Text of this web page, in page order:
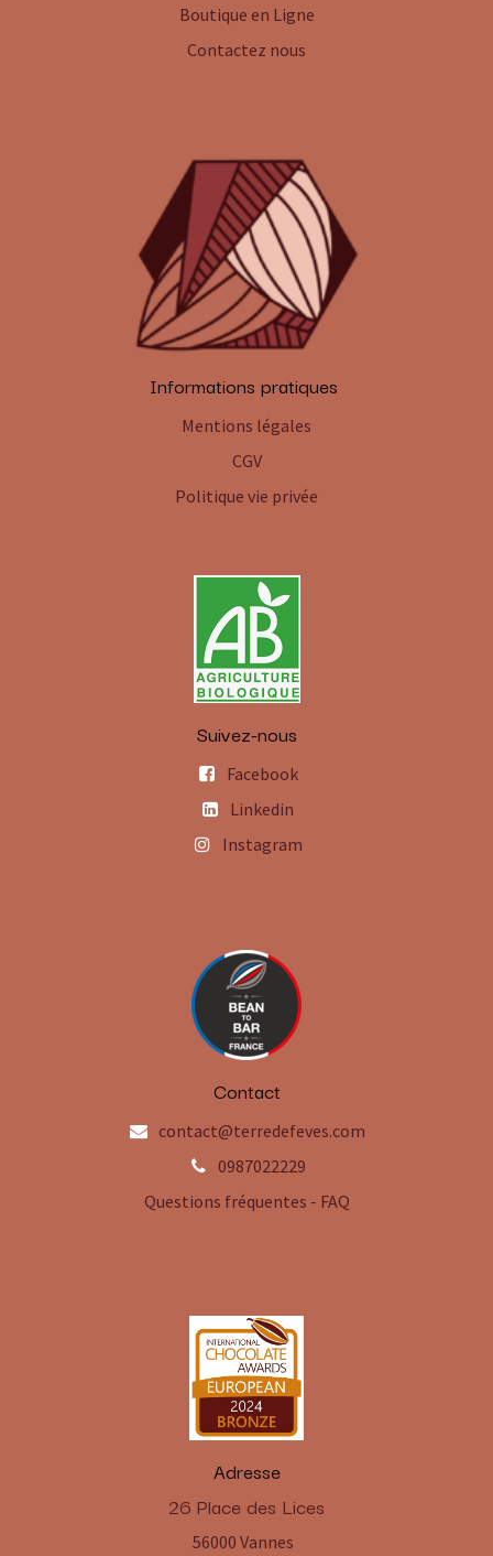
Boutique en Ligne
Contactez nous
Informations pratiques
Mentions légales
CGV
Politique vie privée
Suivez-nous
Facebook
Linkedin
Instagram
Contact
contact@terredefeves.com
0987022229
Questions fréquentes - FAQ
Adresse
​26 Place des Lices
56000 Vannes